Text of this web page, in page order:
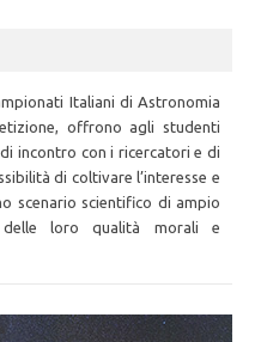
Italiani di Astronomia
offrono agli studenti
incontro con i ricercatori e di
di coltivare l’interesse e
scenario scientifico di ampio
delle loro qualità morali e